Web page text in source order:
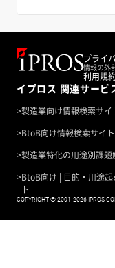
樹脂製、
OAフロ
4．天然
表面にナ
材や天井
製品の詳
保・品
す。
作業環境
分析業務
ひお気軽
法令対応
【測定担
大阪化学
プライ
情報の外
利用規
イプロス 関連サービ
>製造業向け情報検索サ
>BtoB向け情報検索サイ
>製造業特化の用途別課
>BtoB向け | 目的・用途
ト
COPYRIGHT © 2001-2026 IPROS